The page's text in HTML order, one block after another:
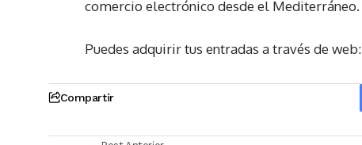
comercio electrónico desde el Mediterráneo.
Puedes adquirir tus entradas a través de web:
Compartir